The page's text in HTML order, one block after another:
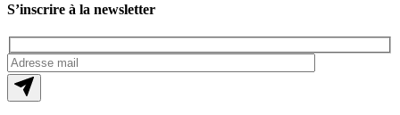
S’inscrire à la newsletter